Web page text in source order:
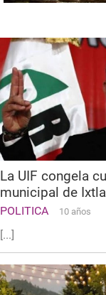
La UIF congela
municipal de
POLITICA 10 años
[...]